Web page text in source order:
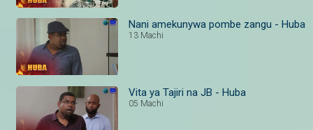
Nani amekunywa pombe zangu - Huba
13 Machi
Vita ya Tajiri na JB - Huba
05 Machi